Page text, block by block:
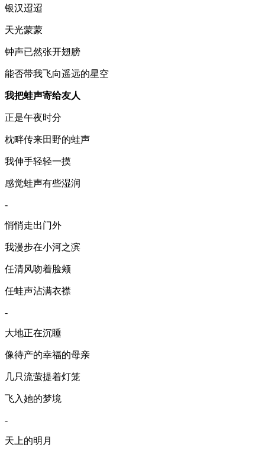
银汉迢迢
天光蒙蒙
钟声已然张开翅膀
能否带我飞向遥远的星空
我把蛙声寄给友人
正是午夜时分
枕畔传来田野的蛙声
我伸手轻轻一摸
感觉蛙声有些湿润
-
悄悄走出门外
我漫步在小河之滨
任清风吻着脸颊
任蛙声沾满衣襟
-
大地正在沉睡
像待产的幸福的母亲
几只流萤提着灯笼
飞入她的梦境
-
天上的明月